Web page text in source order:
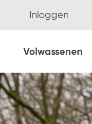
Inloggen
Volwassenen